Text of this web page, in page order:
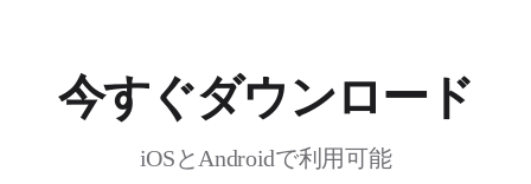
今すぐダウンロード
iOSとAndroidで利用可能